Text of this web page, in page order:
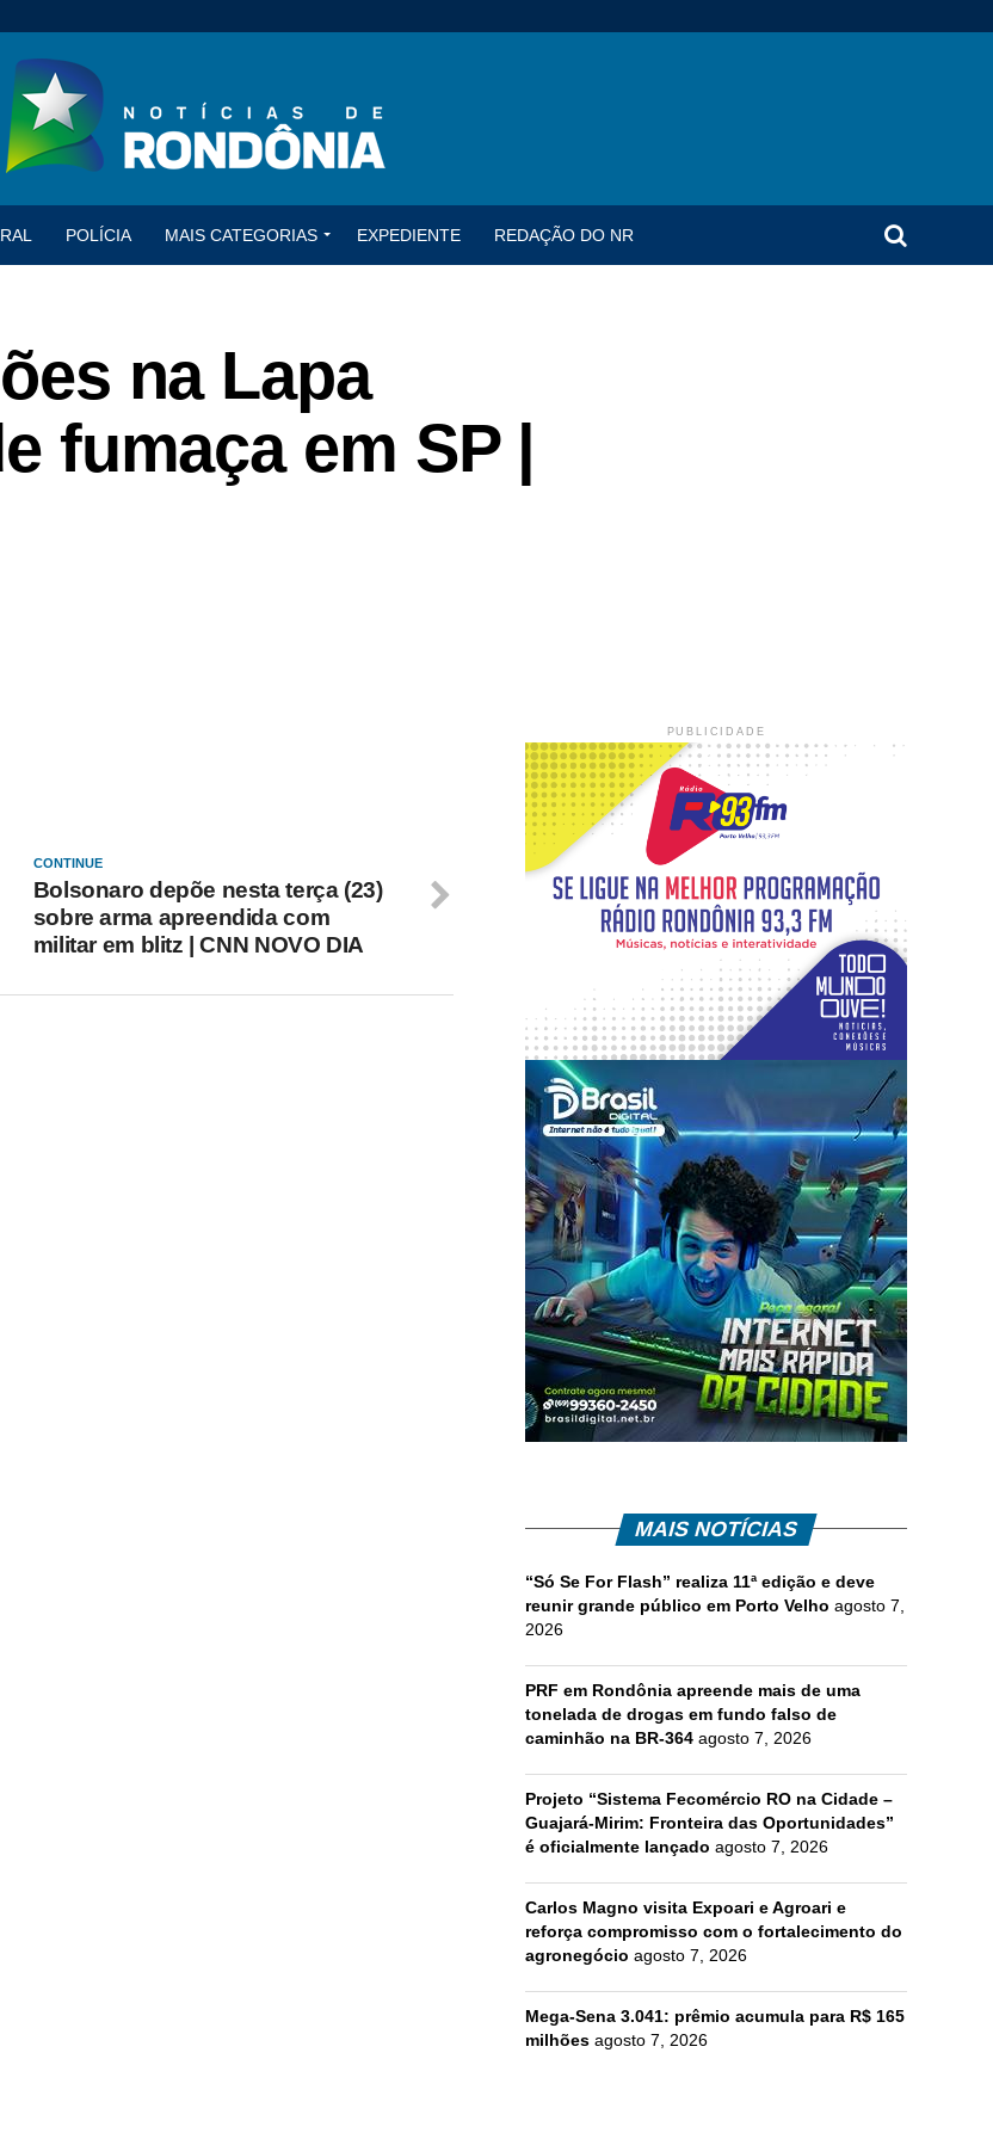
POLÍCIA MAIS CATEGORIAS EXPEDIENTE REDAÇÃO DO NR
na Lapa
fumaça em SP |
CONTINUE
Bolsonaro depõe nesta terça (23)
sobre arma apreendida com
militar em blitz | CNN NOVO DIA
PUBLICIDADE
MAIS NOTÍCIAS
“Só Se For Flash” realiza 11ª edição e deve
reunir grande público em Porto Velho agosto 7,
2026
PRF em Rondônia apreende mais de uma
tonelada de drogas em fundo falso de
caminhão na BR-364 agosto 7, 2026
Projeto “Sistema Fecomércio RO na Cidade –
Guajará-Mirim: Fronteira das Oportunidades”
é oficialmente lançado agosto 7, 2026
Carlos Magno visita Expoari e Agroari e
reforça compromisso com o fortalecimento do
agronegócio agosto 7, 2026
Mega-Sena 3.041: prêmio acumula para R$ 165
milhões agosto 7, 2026